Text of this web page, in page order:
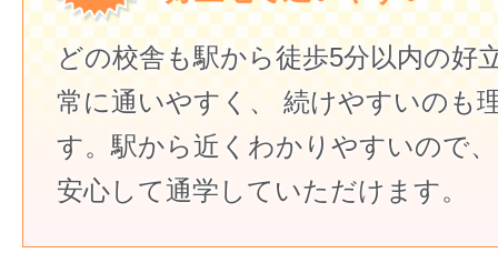
どの校舎も駅から徒歩5分以内の好
常に通いやすく、
続けやすいのも
す。駅から近くわかりやすいので、
安心して通学していただけます。